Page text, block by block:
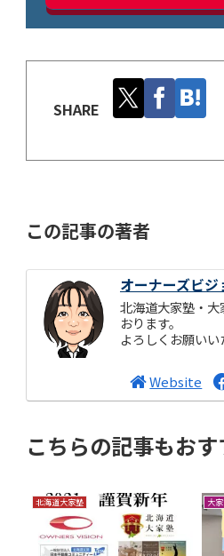
SHARE
この記事の著者
オーナーズビジ
北海道大家塾・
おります。
よろしくお願いい
Website
こちらの記事もおす
北海道大家塾 大